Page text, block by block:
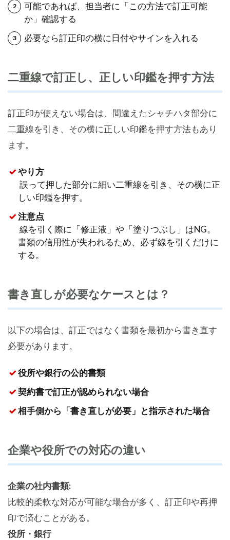
可能であれば、担当者に「この方法で訂正可能
か」確認する
必要なら訂正印の横に日付やサインを入れる
二重線で訂正し、正しい印鑑を押す方法
訂正印が使えない場合は、間違えたシャチハタ部分に
二重線を引き、その横に正しい印鑑を押す方法もあり
ます。
やり方
誤って押した部分に細い二重線を引き、その横に正
しい印鑑を押す。
注意点
線を引く際に「修正液」や「塗りつぶし」はNG。
書類の信用性が失われるため、必ず線を引くだけに
する。
書き直しが必要なケースとは？
以下の場合は、訂正ではなく書類を最初から書き直す
必要があります。
役所や銀行の公的書類
契約書で訂正が認められない場合
相手側から「書き直しが必要」と指示された場合
企業や役所での対応の違い
企業の社内書類:
比較的柔軟な対応が可能な場合が多く、訂正印や再押
印で済むことがある。
役所・銀行